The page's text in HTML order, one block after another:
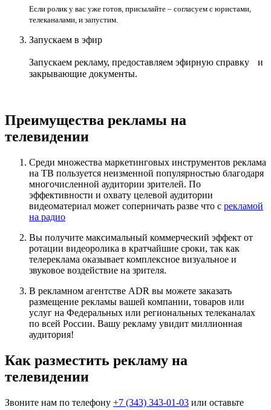
Если ролик у вас уже готов, присылайте – согласуем с юристами,
телеканалами, и запустим.
Запускаем в эфир
Запускаем рекламу, предоставляем эфирную справку и
закрывающие документы.
Преимущества рекламы на
телевидении
Среди множества маркетинговых инструментов реклама
на ТВ пользуется неизменной популярностью благодаря
многочисленной аудитории зрителей. По
эффективности и охвату целевой аудитории
видеоматериал может соперничать разве что с рекламой
на радио
Вы получите максимальный коммерческий эффект от
ротации видеоролика в кратчайшие сроки, так как
телереклама оказывает комплексное визуальное и
звуковое воздействие на зрителя.
В рекламном агентстве ADR вы можете заказать
размещение рекламы вашей компании, товаров или
услуг на Федеральных или региональных телеканалах
по всей России. Вашу рекламу увидит миллионная
аудитория!
Как разместить рекламу на
телевидении
Звоните нам по телефону +7 (343) 343-01-03 или оставьте